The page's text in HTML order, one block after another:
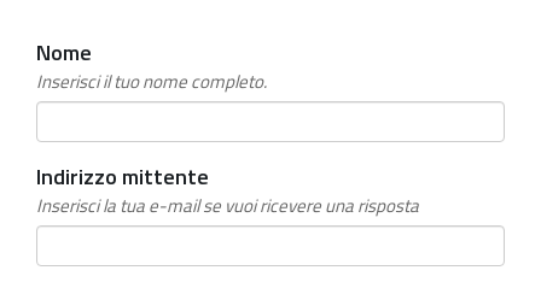
Nome
Inserisci il tuo nome completo.
Indirizzo mittente
Inserisci la tua e-mail se vuoi ricevere una risposta